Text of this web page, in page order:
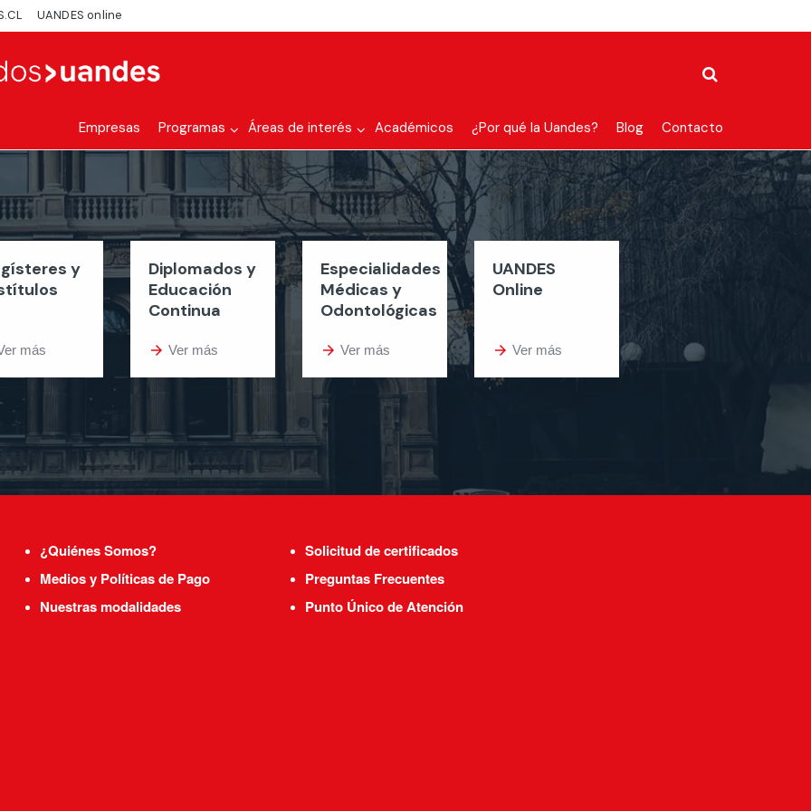
UANDES online
Empresas Programas Áreas de interés Académicos ¿Por qué la Uandes? Blog Contacto
y
más
Diplomados y
Educación
Continua
arrow_forward Ver más
Especialidades
Médicas y
Odontológicas
arrow_forward Ver más
UANDES
Online
arrow_forward Ver más
¿Quiénes Somos?
Medios y Políticas de Pago
Nuestras modalidades
Solicitud de certificados
Preguntas Frecuentes
Punto Único de Atención